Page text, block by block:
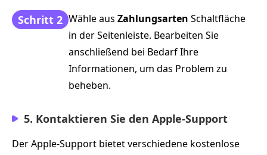
Schritt 2 Wähle aus Zahlungsarten Schaltfläche
in der Seitenleiste. Bearbeiten Sie
anschließend bei Bedarf Ihre
Informationen, um das Problem zu
beheben.
5. Kontaktieren Sie den Apple‑Support
Der Apple‑Support bietet verschiedene kostenlose